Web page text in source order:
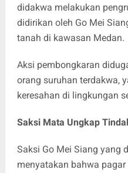
didakwa melakukan
didirikan oleh Go Mei
tanah di kawasan Medan.
Aksi pembongkaran
orang suruhan terdakwa,
keresahan di lingkungan
Saksi Mata Ungkap
Saksi Go Mei Siang yang
menyatakan bahwa